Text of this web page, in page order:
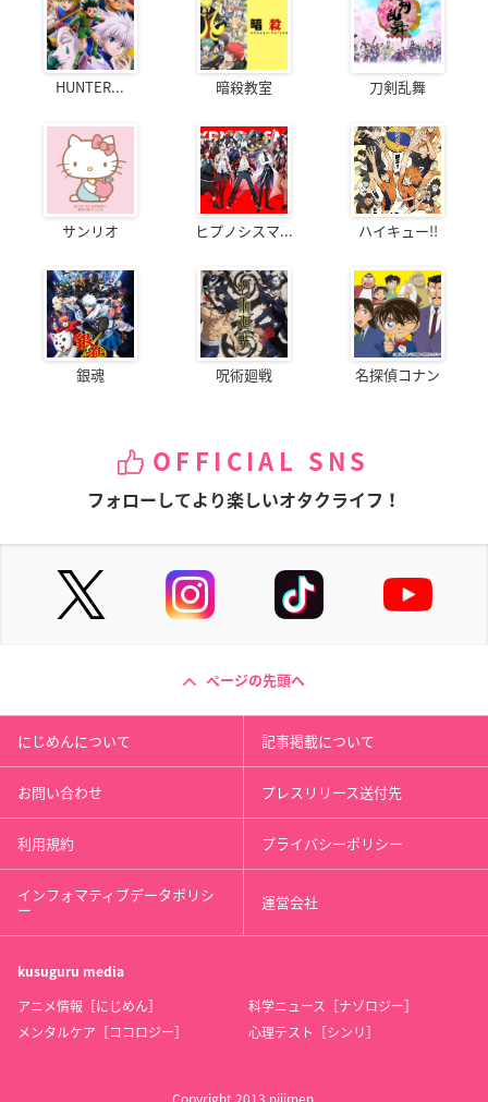
HUNTER... 暗殺教室 刀剣乱舞
サンリオ ヒプノシスマ... ハイキュー!!
銀魂 呪術廻戦 名探偵コナン
OFFICIAL SNS
フォローしてより楽しいオタクライフ！
ページの先頭へ
にじめんについて 記事掲載について
お問い合わせ プレスリリース送付先
利用規約 プライバシーポリシー
インフォマティブデータポリシ
ー 運営会社
kusuguru media
アニメ情報［にじめん］
科学ニュース［ナゾロジー］
メンタルケア［ココロジー］
心理テスト［シンリ］